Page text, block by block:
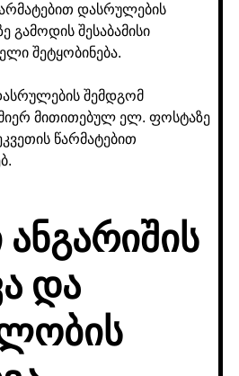
დასრულების
გამოდის შესაბამისი
შეტყობინება.
შემდგომ
მითითებულ ელ. ფოსტაზე
წარმატებით
და